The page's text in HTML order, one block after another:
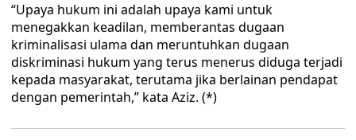
“Upaya hukum ini adalah upaya kami untuk
menegakkan keadilan, memberantas dugaan
kriminalisasi ulama dan meruntuhkan dugaan
diskriminasi hukum yang terus menerus diduga terjadi
kepada masyarakat, terutama jika berlainan pendapat
dengan pemerintah,” kata Aziz. (*)